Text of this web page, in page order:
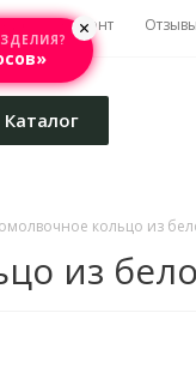
Ремонт Отзывы
Каталог
кольцо из
из